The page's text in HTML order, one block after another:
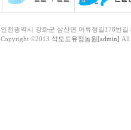
인천광역시 강화군 삼산면 어류정길178번
Copyright ©2013 석모도유정농원[admin] All